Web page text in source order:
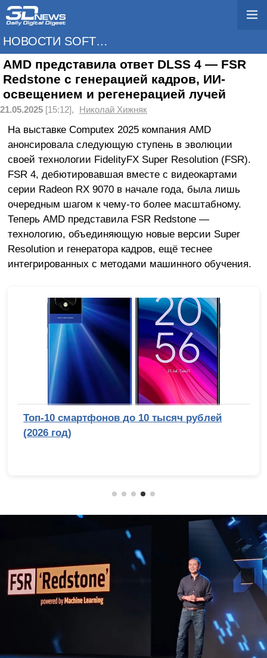
НОВОСТИ SOFTWARE
AMD представила ответ DLSS 4 — FSR
Redstone с генерацией кадров, ИИ-
освещением и регенерацией лучей
21.05.2025 [15:12], Николай Хижняк
На выставке Computex 2025 компания AMD
анонсировала следующую ступень в эволюции
своей технологии FidelityFX Super Resolution (FSR).
FSR 4, дебютировавшая вместе с видеокартами
серии Radeon RX 9070 в начале года, была лишь
очередным шагом к чему-то более масштабному.
Теперь AMD представила FSR Redstone —
технологию, объединяющую новые версии Super
Resolution и генератора кадров, ещё теснее
интегрированных с методами машинного обучения.
Топ-10 смартфонов до 10 тысяч рублей
(2026 год)